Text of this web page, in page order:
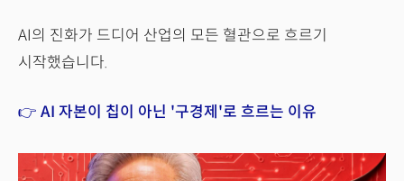
AI의 진화가 드디어 산업의 모든 혈관으로 흐르기
시작했습니다.
👉 AI 자본이 칩이 아닌 '구경제'로 흐르는 이유